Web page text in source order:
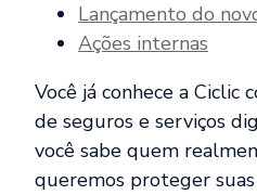
Lançamento do
Ações internas
Você já conhece a Ciclic
de seguros e serviços
você sabe quem
queremos proteger